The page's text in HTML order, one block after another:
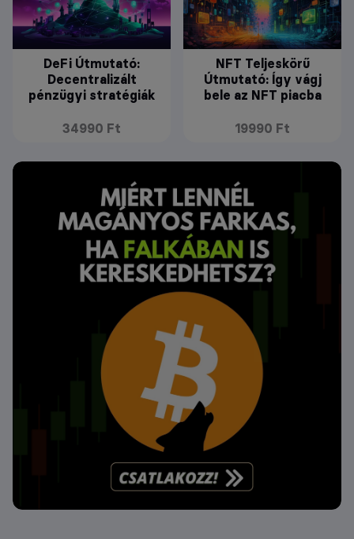
DeFi Útmutató:
Decentralizált
pénzügyi stratégiák
34990 Ft
NFT Teljeskörű
Útmutató: Így vágj
bele az NFT piacba
19990 Ft